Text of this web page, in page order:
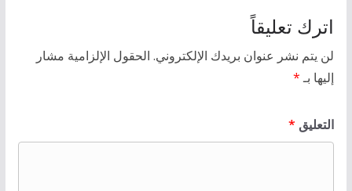
اترك تعليقاً
لن يتم نشر عنوان بريدك الإلكتروني. الحقول الإلزامية مشار
إليها بـ*
التعليق *